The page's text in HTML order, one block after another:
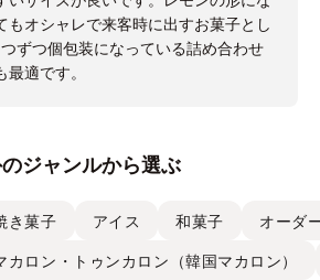
もオシャレで来客時に出すお菓子とし
ずつ個包装になっている詰め合わせ
適です。
ジャンルから選ぶ
き菓子 アイス 和菓子 オーダ
カロン・トゥンカロン（韓国マカロン）